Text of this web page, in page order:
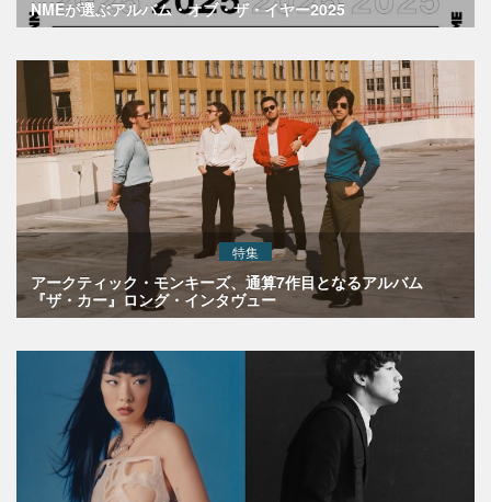
NMEが選ぶアルバム・オブ・ザ・イヤー2025
特集
アークティック・モンキーズ、通算7作目となるアルバム
『ザ・カー』ロング・インタヴュー